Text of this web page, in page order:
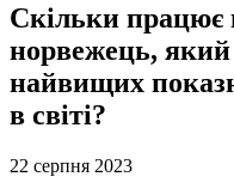
Скільки працює
норвежець, який
найвищих
в світі?
22 серпня 2023